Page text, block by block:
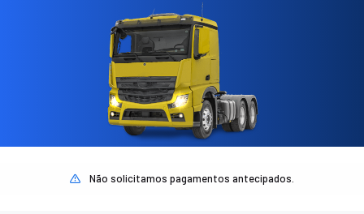
Não solicitamos pagamentos antecipados.